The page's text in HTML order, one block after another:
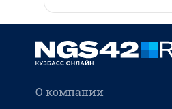
О компании